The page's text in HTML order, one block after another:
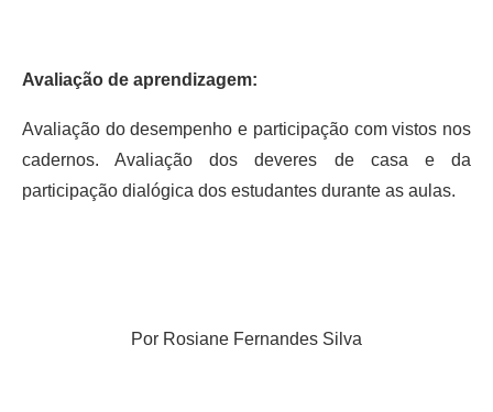
Avaliação de aprendizagem:
Avaliação do desempenho e participação com vistos nos
cadernos. Avaliação dos deveres de casa e da
participação dialógica dos estudantes durante as aulas.
Por Rosiane Fernandes Silva